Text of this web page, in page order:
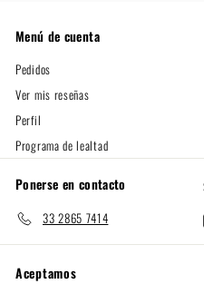
Menú de cuenta
Pedidos
Ver mis reseñas
Perfil
Programa de lealtad
Ponerse en contacto
33 2865 7414
Aceptamos